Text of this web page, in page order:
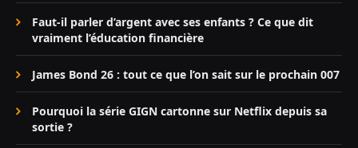
Faut-il parler d’argent avec ses enfants ? Ce que dit
vraiment l’éducation financière
James Bond 26 : tout ce que l’on sait sur le prochain 007
Pourquoi la série GIGN cartonne sur Netflix depuis sa
sortie ?